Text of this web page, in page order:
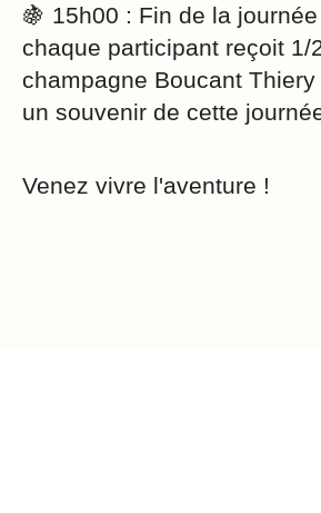
🍇 15h00 : Fin de la
chaque participant reçoit 1/
champagne Boucant
un souvenir de cette
Venez vivre l'aventure !